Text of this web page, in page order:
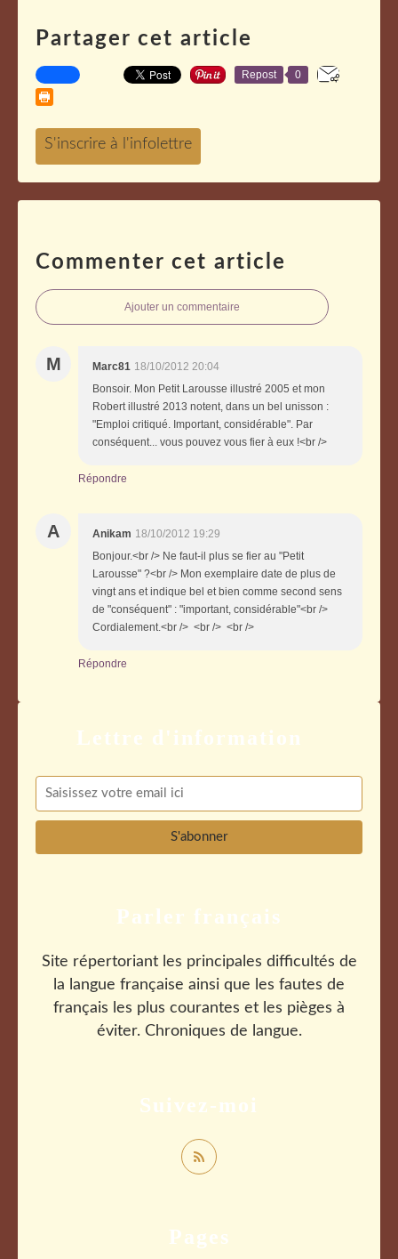
Partager cet article
Repost 0
Commenter cet article
Ajouter un commentaire
M Marc81 18/10/2012 20:04
Bonsoir. Mon Petit Larousse illustré 2005 et mon
Robert illustré 2013 notent, dans un bel unisson :
"Emploi critiqué. Important, considérable". Par
conséquent... vous pouvez vous fier à eux !<br />
Répondre
A Anikam 18/10/2012 19:29
Bonjour.<br /> Ne faut-il plus se fier au "Petit
Larousse" ?<br /> Mon exemplaire date de plus de
vingt ans et indique bel et bien comme second sens
de "conséquent" : "important, considérable"<br />
Cordialement.<br /> <br /> <br />
Répondre
Pages
Suivez-moi
Parler français
Site répertoriant les principales difficultés de
la langue française ainsi que les fautes de
français les plus courantes et les pièges à
éviter. Chroniques de langue.